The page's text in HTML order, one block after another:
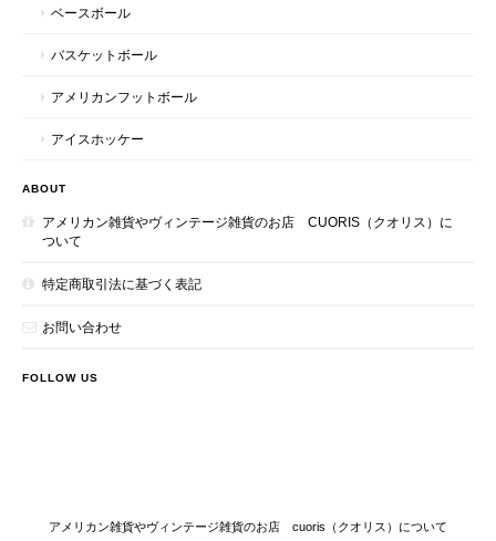
ベースボール
バスケットボール
アメリカンフットボール
アイスホッケー
ABOUT
アメリカン雑貨やヴィンテージ雑貨のお店 CUORIS（クオリス）に
ついて
特定商取引法に基づく表記
お問い合わせ
FOLLOW US
アメリカン雑貨やヴィンテージ雑貨のお店 cuoris（クオリス）について